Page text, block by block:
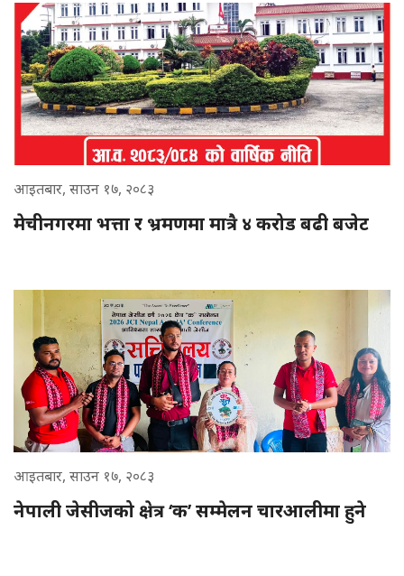
आइतबार, साउन १७, २०८३
मेचीनगरमा भत्ता र भ्रमणमा मात्रै ४ करोड बढी बजेट
आइतबार, साउन १७, २०८३
नेपाली जेसीजको क्षेत्र ‘क’ सम्मेलन चारआलीमा हुने